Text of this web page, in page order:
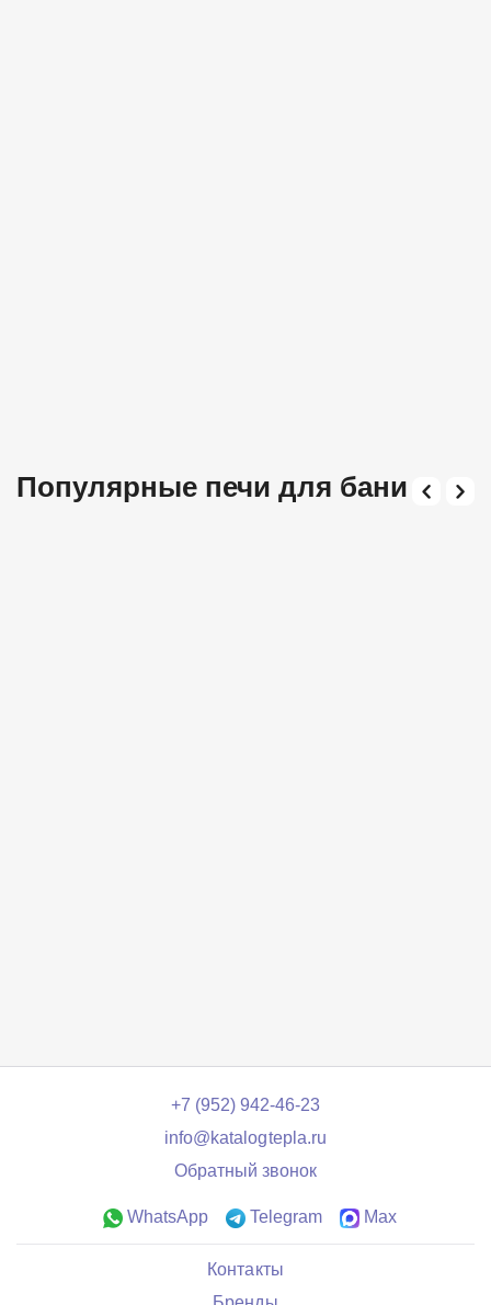
Популярные печи для бани
+7 (952) 942-46-23
info@katalogtepla.ru
Обратный звонок
WhatsApp Telegram Max
Контакты